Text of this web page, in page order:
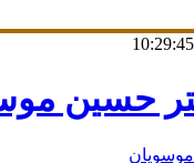
10:29:45
حسین